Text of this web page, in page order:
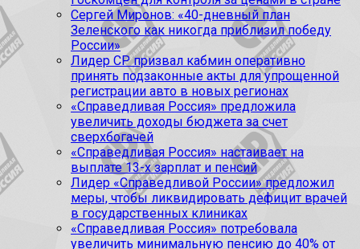
Сергей Миронов: «40-дневный план
Зеленского как никогда приблизил победу
России»
Лидер СР призвал кабмин оперативно
принять подзаконные акты для упрощенной
регистрации авто в новых регионах
«Справедливая Россия» предложила
увеличить доходы бюджета за счет
сверхбогачей
«Справедливая Россия» настаивает на
выплате 13-х зарплат и пенсий
Лидер «Справедливой России» предложил
меры, чтобы ликвидировать дефицит врачей
в государственных клиниках
«Справедливая Россия» потребовала
увеличить минимальную пенсию до 40% от